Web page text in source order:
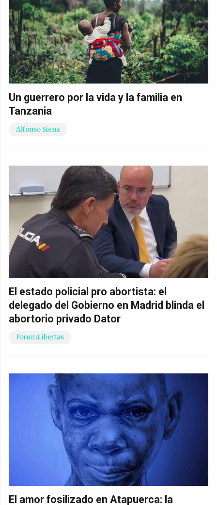
Un guerrero por la vida y la familia en
Tanzania
Alfonso Siena
El estado policial pro abortista: el
delegado del Gobierno en Madrid blinda el
abortorio privado Dator
ForumLibertas
El amor fosilizado en Atapuerca: la